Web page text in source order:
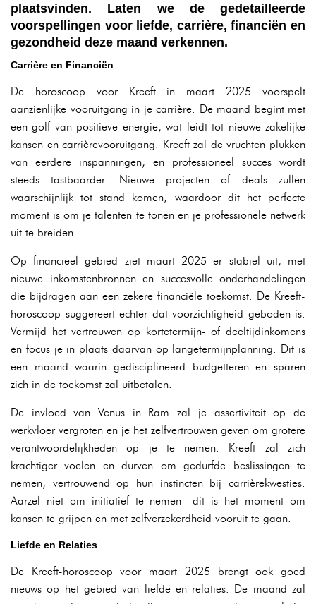
plaatsvinden. Laten we de gedetailleerde
voorspellingen voor liefde, carrière, financiën en
gezondheid deze maand verkennen.
Carrière en Financiën
De horoscoop voor Kreeft in maart 2025 voorspelt
aanzienlijke vooruitgang in je carrière. De maand begint met
een golf van positieve energie, wat leidt tot nieuwe zakelijke
kansen en carrièrevooruitgang. Kreeft zal de vruchten plukken
van eerdere inspanningen, en professioneel succes wordt
steeds tastbaarder. Nieuwe projecten of deals zullen
waarschijnlijk tot stand komen, waardoor dit het perfecte
moment is om je talenten te tonen en je professionele netwerk
uit te breiden.
Op financieel gebied ziet maart 2025 er stabiel uit, met
nieuwe inkomstenbronnen en succesvolle onderhandelingen
die bijdragen aan een zekere financiële toekomst. De Kreeft-
horoscoop suggereert echter dat voorzichtigheid geboden is.
Vermijd het vertrouwen op kortetermijn- of deeltijdinkomens
en focus je in plaats daarvan op langetermijnplanning. Dit is
een maand waarin gedisciplineerd budgetteren en sparen
zich in de toekomst zal uitbetalen.
De invloed van Venus in Ram zal je assertiviteit op de
werkvloer vergroten en je het zelfvertrouwen geven om grotere
verantwoordelijkheden op je te nemen. Kreeft zal zich
krachtiger voelen en durven om gedurfde beslissingen te
nemen, vertrouwend op hun instincten bij carrièrekwesties.
Aarzel niet om initiatief te nemen—dit is het moment om
kansen te grijpen en met zelfverzekerdheid vooruit te gaan.
Liefde en Relaties
De Kreeft-horoscoop voor maart 2025 brengt ook goed
nieuws op het gebied van liefde en relaties. De maand zal